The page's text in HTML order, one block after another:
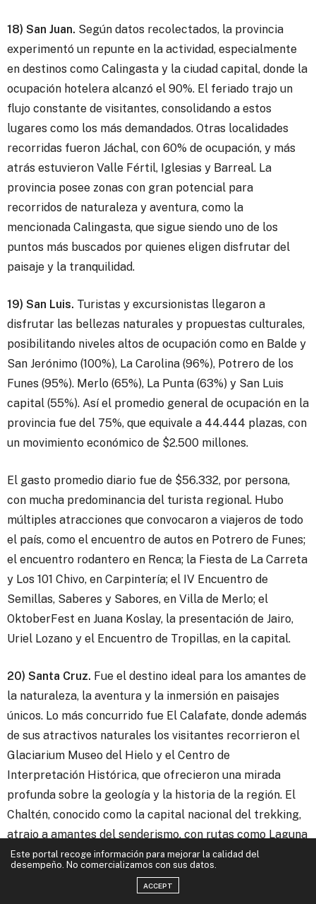
18) San Juan. Según datos recolectados, la provincia
experimentó un repunte en la actividad, especialmente
en destinos como Calingasta y la ciudad capital, donde la
ocupación hotelera alcanzó el 90%. El feriado trajo un
flujo constante de visitantes, consolidando a estos
lugares como los más demandados. Otras localidades
recorridas fueron Jáchal, con 60% de ocupación, y más
atrás estuvieron Valle Fértil, Iglesias y Barreal. La
provincia posee zonas con gran potencial para
recorridos de naturaleza y aventura, como la
mencionada Calingasta, que sigue siendo uno de los
puntos más buscados por quienes eligen disfrutar del
paisaje y la tranquilidad.
19) San Luis. Turistas y excursionistas llegaron a
disfrutar las bellezas naturales y propuestas culturales,
posibilitando niveles altos de ocupación como en Balde y
San Jerónimo (100%), La Carolina (96%), Potrero de los
Funes (95%). Merlo (65%), La Punta (63%) y San Luis
capital (55%). Así el promedio general de ocupación en la
provincia fue del 75%, que equivale a 44.444 plazas, con
un movimiento económico de $2.500 millones.
El gasto promedio diario fue de $56.332, por persona,
con mucha predominancia del turista regional. Hubo
múltiples atracciones que convocaron a viajeros de todo
el país, como el encuentro de autos en Potrero de Funes;
el encuentro rodantero en Renca; la Fiesta de La Carreta
y Los 101 Chivo, en Carpintería; el IV Encuentro de
Semillas, Saberes y Sabores, en Villa de Merlo; el
OktoberFest en Juana Koslay, la presentación de Jairo,
Uriel Lozano y el Encuentro de Tropillas, en la capital.
20) Santa Cruz. Fue el destino ideal para los amantes de
la naturaleza, la aventura y la inmersión en paisajes
únicos. Lo más concurrido fue El Calafate, donde además
de sus atractivos naturales los visitantes recorrieron el
Glaciarium Museo del Hielo y el Centro de
Interpretación Histórica, que ofrecieron una mirada
profunda sobre la geología y la historia de la región. El
Chaltén, conocido como la capital nacional del trekking,
atrajo a amantes del senderismo, con rutas como Laguna
de los Tres y Laguna Capri. Los turistas también
exploraron paisajes naturales como el Lago del Desierto
y la impresionante vista del Monte Fitz Roy. También
Este portal recoge información para mejorar la calidad del
desempeño. No comercializamos con sus datos.
ACCEPT